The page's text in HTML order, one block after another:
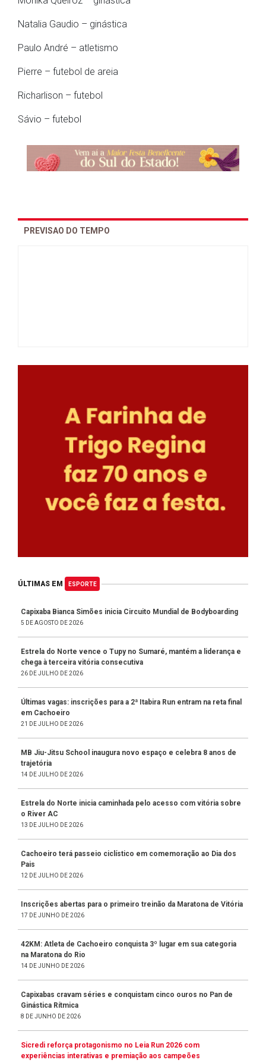
Natalia Gaudio – ginástica
Paulo André – atletismo
Pierre – futebol de areia
Richarlison – futebol
Sávio – futebol
PREVISAO DO TEMPO
ÚLTIMAS EM ESPORTE
Capixaba Bianca Simões inicia Circuito Mundial de Bodyboarding
5 DE AGOSTO DE 2026
Estrela do Norte vence o Tupy no Sumaré, mantém a liderança e
chega à terceira vitória consecutiva
26 DE JULHO DE 2026
Últimas vagas: inscrições para a 2ª Itabira Run entram na reta final
em Cachoeiro
21 DE JULHO DE 2026
MB Jiu-Jitsu School inaugura novo espaço e celebra 8 anos de
trajetória
14 DE JULHO DE 2026
Estrela do Norte inicia caminhada pelo acesso com vitória sobre
o River AC
13 DE JULHO DE 2026
Cachoeiro terá passeio ciclístico em comemoração ao Dia dos
Pais
12 DE JULHO DE 2026
Inscrições abertas para o primeiro treinão da Maratona de Vitória
17 DE JUNHO DE 2026
42KM: Atleta de Cachoeiro conquista 3º lugar em sua categoria
na Maratona do Rio
14 DE JUNHO DE 2026
Capixabas cravam séries e conquistam cinco ouros no Pan de
Ginástica Rítmica
8 DE JUNHO DE 2026
Sicredi reforça protagonismo no Leia Run 2026 com
experiências interativas e premiação aos campeões